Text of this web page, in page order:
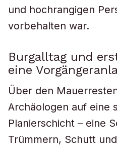
und hochrangigen
vorbehalten war.
Burgalltag und
eine
Über den
Archäologen auf eine
Planierschicht – eine
Trümmern, Schutt